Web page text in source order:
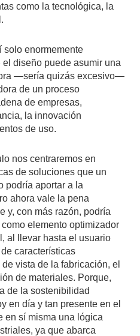
como la tecnológica, la
solo enormemente
diseño puede asumir una
—sería quizás excesivo—
de un proceso
de empresas,
la innovación
de uso.
nos centraremos en
de soluciones que un
podría aportar a la
ahora vale la pena
y, con más razón, podría
elemento optimizador
al llevar hasta el usuario
características
vista de la fabricación, el
de materiales. Porque,
de la sostenibilidad
en día y tan presente en el
en sí misma una lógica
ya que abarca